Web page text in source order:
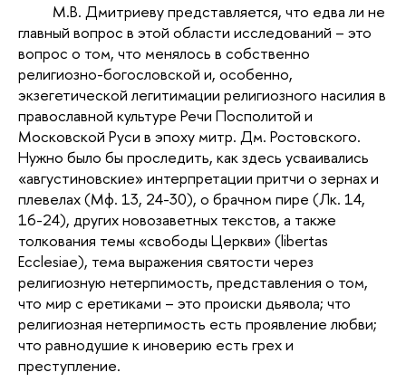
М.В. Дмитриеву представляется, что едва ли не
главный вопрос в этой области исследований – это
вопрос о том, что менялось в собственно
религиозно-богословской и, особенно,
экзегетической легитимации религиозного насилия в
православной культуре Речи Посполитой и
Московской Руси в эпоху митр. Дм. Ростовского.
Нужно было бы проследить, как здесь усваивались
«августиновские» интерпретации притчи о зернах и
плевелах (Мф. 13, 24-30), о брачном пире (Лк. 14,
16-24), других новозаветных текстов, а также
толкования темы «свободы Церкви» (libertas
Ecclesiae), тема выражения святости через
религиозную нетерпимость, представления о том,
что мир с еретиками – это происки дьявола; что
религиозная нетерпимость есть проявление любви;
что равнодушие к иноверию есть грех и
преступление.